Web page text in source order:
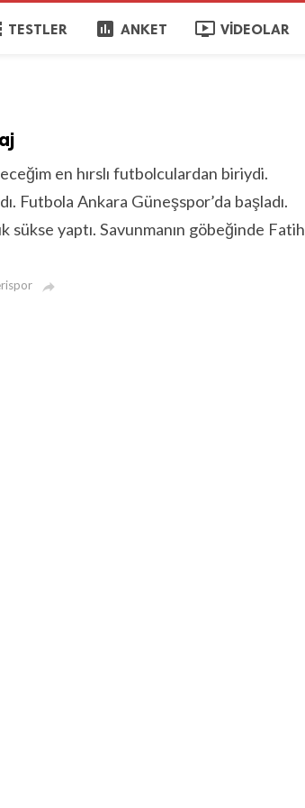
TESTLER poll ANKET ondemand_video VIDEOLAR
en hırslı futbolculardan biriydi.
Futbola Ankara Güneşspor’da başladı.
sükse yaptı. Savunmanın göbeğinde Fatih
